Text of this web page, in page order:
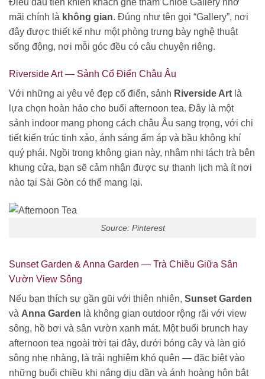
Điều đầu tiên khiến khách ghé thăm Chloe Gallery nhớ
mãi chính là không gian. Đúng như tên gọi “Gallery”, nơi
đây được thiết kế như một phòng trưng bày nghệ thuật
sống động, nơi mỗi góc đều có câu chuyện riêng.
Riverside Art — Sảnh Cổ Điển Châu Âu
Với những ai yêu vẻ đẹp cổ điển, sảnh Riverside Art là
lựa chọn hoàn hảo cho buổi afternoon tea. Đây là một
sảnh indoor mang phong cách châu Âu sang trọng, với chi
tiết kiến trúc tinh xảo, ánh sáng ấm áp và bầu không khí
quý phái. Ngồi trong không gian này, nhâm nhi tách trà bên
khung cửa, bạn sẽ cảm nhận được sự thanh lịch mà ít nơi
nào tại Sài Gòn có thể mang lại.
Source: Pinterest
Sunset Garden & Anna Garden — Trà Chiều Giữa Sân
Vườn View Sông
Nếu bạn thích sự gần gũi với thiên nhiên, Sunset Garden
và Anna Garden là không gian outdoor rộng rãi với view
sông, hồ bơi và sân vườn xanh mát. Một buổi brunch hay
afternoon tea ngoài trời tại đây, dưới bóng cây và làn gió
sông nhẹ nhàng, là trải nghiệm khó quên — đặc biệt vào
những buổi chiều khi nắng dịu dần và ánh hoàng hôn bắt